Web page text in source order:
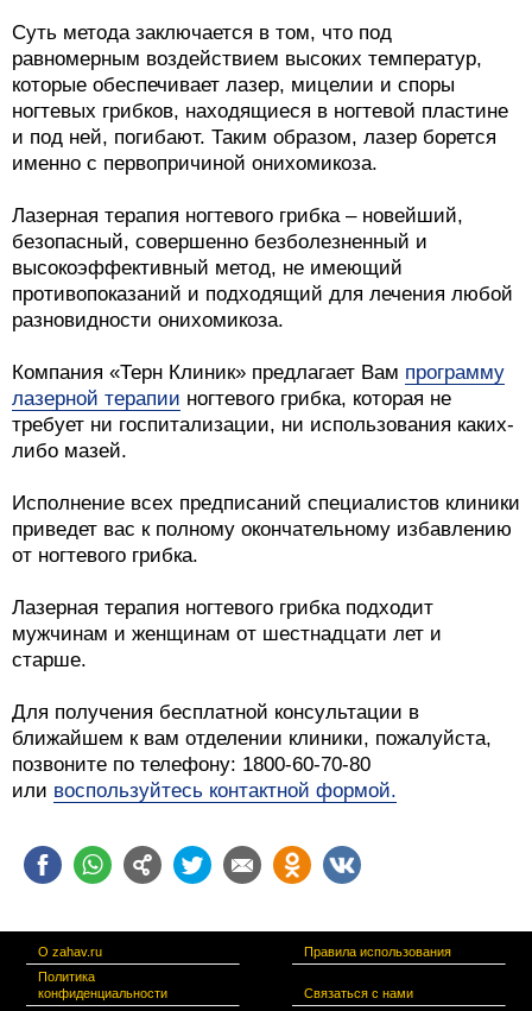
Суть метода заключается в том, что под
равномерным воздействием высоких температур,
которые обеспечивает лазер, мицелии и споры
ногтевых грибков, находящиеся в ногтевой пластине
и под ней, погибают. Таким образом, лазер борется
именно с первопричиной онихомикоза.
Лазерная терапия ногтевого грибка – новейший,
безопасный, совершенно безболезненный и
высокоэффективный метод, не имеющий
противопоказаний и подходящий для лечения любой
разновидности онихомикоза.
Компания «Терн Клиник» предлагает Вам программу
лазерной терапии ногтевого грибка, которая не
требует ни госпитализации, ни использования каких-
либо мазей.
Исполнение всех предписаний специалистов клиники
приведет вас к полному окончательному избавлению
от ногтевого грибка.
Лазерная терапия ногтевого грибка подходит
мужчинам и женщинам от шестнадцати лет и
старше.
Для получения бесплатной консультации в
ближайшем к вам отделении клиники, пожалуйста,
позвоните по телефону: 1800-60-70-80
или воспользуйтесь контактной формой.
О zahav.ru
Правила использования
Политика
конфиденциальности
Связаться с нами